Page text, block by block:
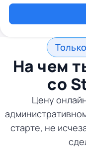
На чем
со
Цену
старте, не